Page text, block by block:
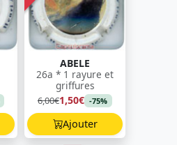
ABELE
26a * 1 rayure et
griffures
6,00€1,50€ -75%
Ajouter